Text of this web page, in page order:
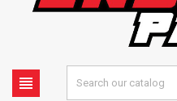
view_headline